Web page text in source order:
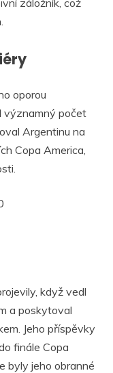
oporou
významný počet
Argentinu na
Copa America,
když vedl
a poskytoval
Jeho příspěvky
finále Copa
byly jeho obranné